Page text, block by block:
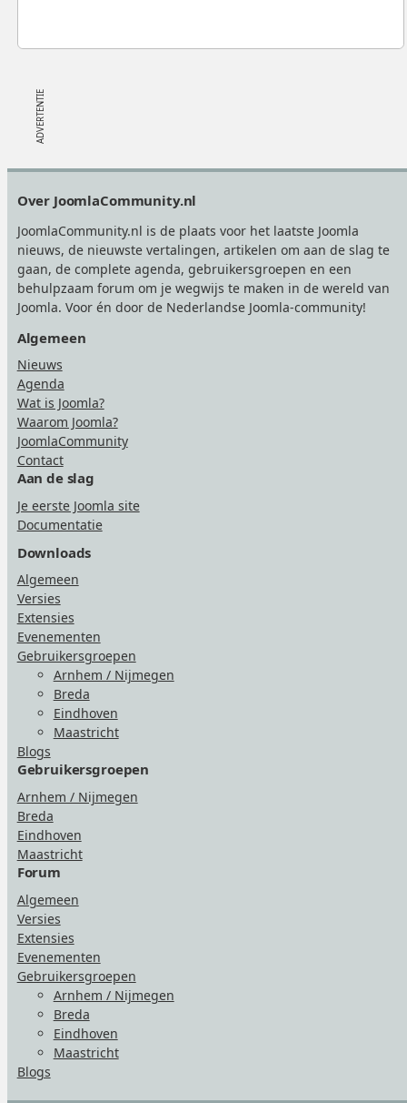
Over JoomlaCommunity.nl
JoomlaCommunity.nl is de plaats voor het laatste Joomla
nieuws, de nieuwste vertalingen, artikelen om aan de slag te
gaan, de complete agenda, gebruikersgroepen en een
behulpzaam forum om je wegwijs te maken in de wereld van
Joomla. Voor én door de Nederlandse Joomla-community!
Algemeen
Nieuws
Agenda
Wat is Joomla?
Waarom Joomla?
JoomlaCommunity
Contact
Aan de slag
Je eerste Joomla site
Documentatie
Downloads
Algemeen
Versies
Extensies
Evenementen
Gebruikersgroepen
Arnhem / Nijmegen
Breda
Eindhoven
Maastricht
Blogs
Gebruikersgroepen
Arnhem / Nijmegen
Breda
Eindhoven
Maastricht
Forum
Algemeen
Versies
Extensies
Evenementen
Gebruikersgroepen
Arnhem / Nijmegen
Breda
Eindhoven
Maastricht
Blogs